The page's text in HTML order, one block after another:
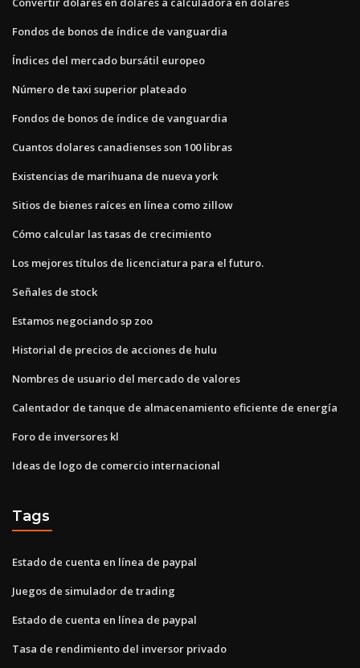
Fondos de bonos de índice de vanguardia
Índices del mercado bursátil europeo
Número de taxi superior plateado
Fondos de bonos de índice de vanguardia
Cuantos dolares canadienses son 100 libras
Existencias de marihuana de nueva york
Sitios de bienes raíces en línea como zillow
Cómo calcular las tasas de crecimiento
Los mejores títulos de licenciatura para el futuro.
Señales de stock
Estamos negociando sp zoo
Historial de precios de acciones de hulu
Nombres de usuario del mercado de valores
Calentador de tanque de almacenamiento eficiente de energía
Foro de inversores kl
Ideas de logo de comercio internacional
Tags
Estado de cuenta en línea de paypal
Juegos de simulador de trading
Estado de cuenta en línea de paypal
Tasa de rendimiento del inversor privado